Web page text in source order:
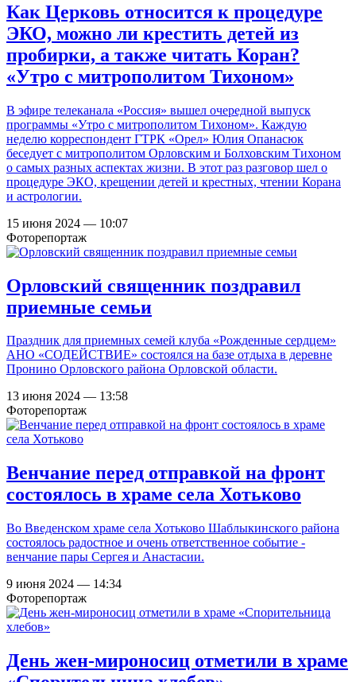
Как Церковь относится к процедуре
ЭКО, можно ли крестить детей из
пробирки, а также читать Коран?
«Утро с митрополитом Тихоном»
В эфире телеканала «Россия» вышел очередной выпуск
программы «Утро с митрополитом Тихоном». Каждую
неделю корреспондент ГТРК «Орел» Юлия Опанасюк
беседует с митрополитом Орловским и Болховским Тихоном
о самых разных аспектах жизни. В этот раз разговор шел о
процедуре ЭКО, крещении детей и крестных, чтении Корана
и астрологии.
15 июня 2024 — 10:07
Фоторепортаж
Орловский священник поздравил
приемные семьи
Праздник для приемных семей клуба «Рожденные сердцем»
АНО «СОДЕЙСТВИЕ» состоялся на базе отдыха в деревне
Пронино Орловского района Орловской области.
13 июня 2024 — 13:58
Фоторепортаж
Венчание перед отправкой на фронт
состоялось в храме села Хотьково
Во Введенском храме села Хотьково Шаблыкинского района
состоялось радостное и очень ответственное событие -
венчание пары Сергея и Анастасии.
9 июня 2024 — 14:34
Фоторепортаж
День жен-мироносиц отметили в храме